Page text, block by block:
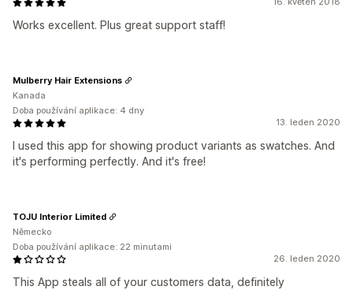
Works excellent. Plus great support staff!
13. leden 2020
I used this app for showing product variants as swatches. And
it's performing perfectly. And it's free!
Mulberry Hair Extensions
Kanada
Doba používání aplikace: 4 dny
26. leden 2020
This App steals all of your customers data, definitely
TOJU Interior Limited
Německo
Doba používání aplikace: 22 minutami